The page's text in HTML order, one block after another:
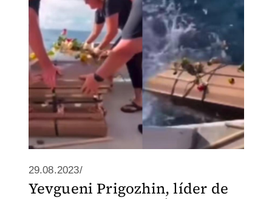
29.08.2023/
Yevgueni Prigozhin, líder de